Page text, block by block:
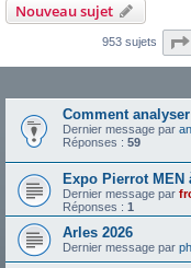
Nouveau sujet
953 sujets
Comment
Dernier message par
Réponses : 59
Expo Pierrot MEN
Dernier message par
Réponses : 1
Arles 2026
Dernier message par